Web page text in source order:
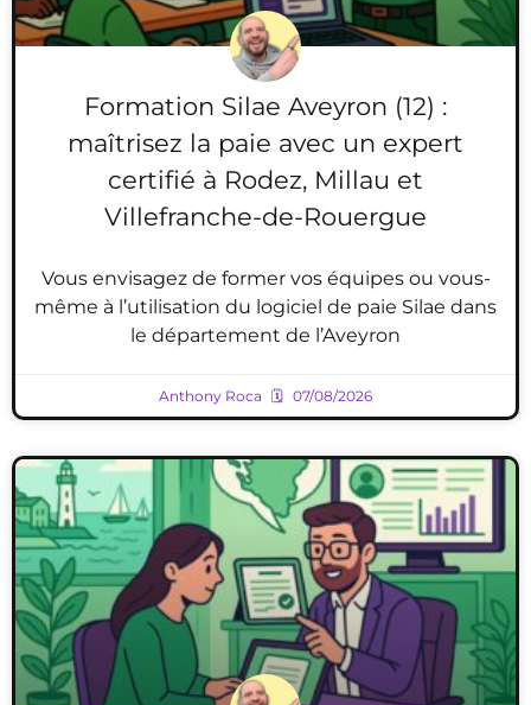
Formation Silae Aveyron (12) :
maîtrisez la paie avec un expert
certifié à Rodez, Millau et
Villefranche-de-Rouergue
Vous envisagez de former vos équipes ou vous-
même à l’utilisation du logiciel de paie Silae dans
le département de l’Aveyron
Anthony Roca 07/08/2026